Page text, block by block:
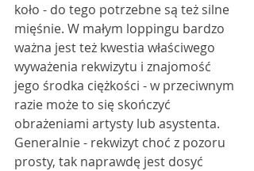
koło - do tego potrzebne są też silne
mięśnie. W małym loppingu bardzo
ważna jest też kwestia właściwego
wyważenia rekwizytu i znajomość
jego środka ciężkości - w przeciwnym
razie może to się skończyć
obrażeniami artysty lub asystenta.
Generalnie - rekwizyt choć z pozoru
prosty, tak naprawdę jest dosyć